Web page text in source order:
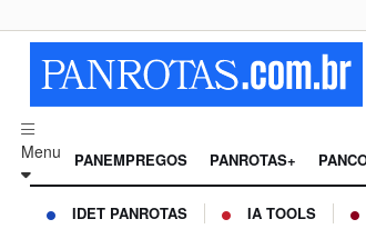
Menu PANEMPREGOS PANROTAS+
IDET PANROTAS IA TOOLS